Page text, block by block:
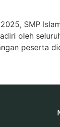
SMP
oleh
peserta